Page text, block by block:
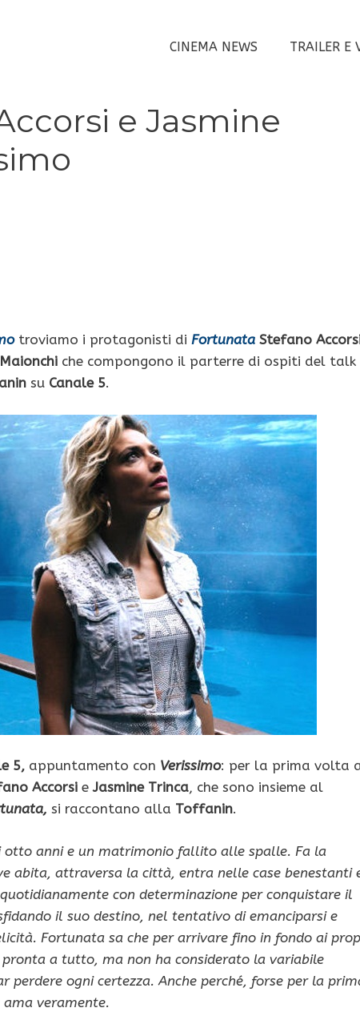
CINEMA NEWS TRAILER E
e Jasmine
troviamo i protagonisti di Fortunata Stefano
che compongono il parterre di ospiti del talk
su Canale 5.
5, appuntamento con Verissimo: per la prima volta
Accorsi e Jasmine Trinca, che sono insieme al
si raccontano alla Toffanin.
anni e un matrimonio fallito alle spalle. Fa la
abita, attraversa la città, entra nelle case benestanti
con determinazione per conquistare il
il suo destino, nel tentativo di emanciparsi e
Fortunata sa che per arrivare fino in fondo ai
a tutto, ma non ha considerato la variabile
perdere ogni certezza. Anche perché, forse per la
veramente.